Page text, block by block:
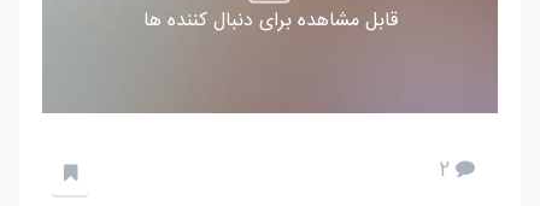
قابل مشاهده برای دنبال کننده ها
2